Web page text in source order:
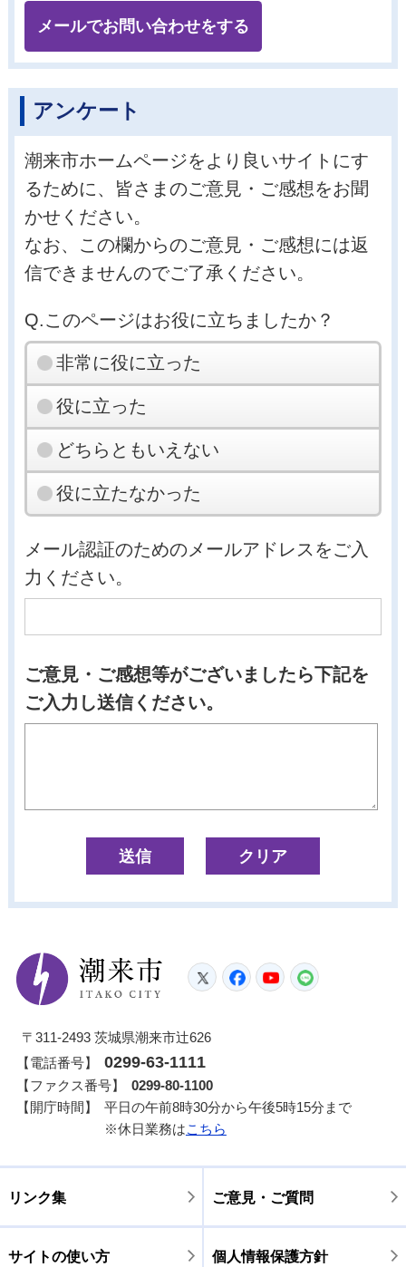
メールでお問い合わせをする
アンケート
潮来市ホームページをより良いサイトにす
るために、皆さまのご意見・ご感想をお聞
かせください。
なお、この欄からのご意見・ご感想には返
信できませんのでご了承ください。
Q.このページはお役に立ちましたか？
非常に役に立った
役に立った
どちらともいえない
役に立たなかった
メール認証のためのメールアドレスをご入
力ください。
ご意見・ご感想等がございましたら下記を
ご入力し送信ください。
潮来市
TwitterFacebook
YouTube
〒311-2493 茨城県潮来市辻626
【電話番号】
0299-63-1111
【ファクス番号】
0299-80-1100
【開庁時間】
平日の午前8時30分から午後5時15分まで
※休日業務はこちら
リンク集 ご意見・ご質問
サイトの使い方 個人情報保護方針